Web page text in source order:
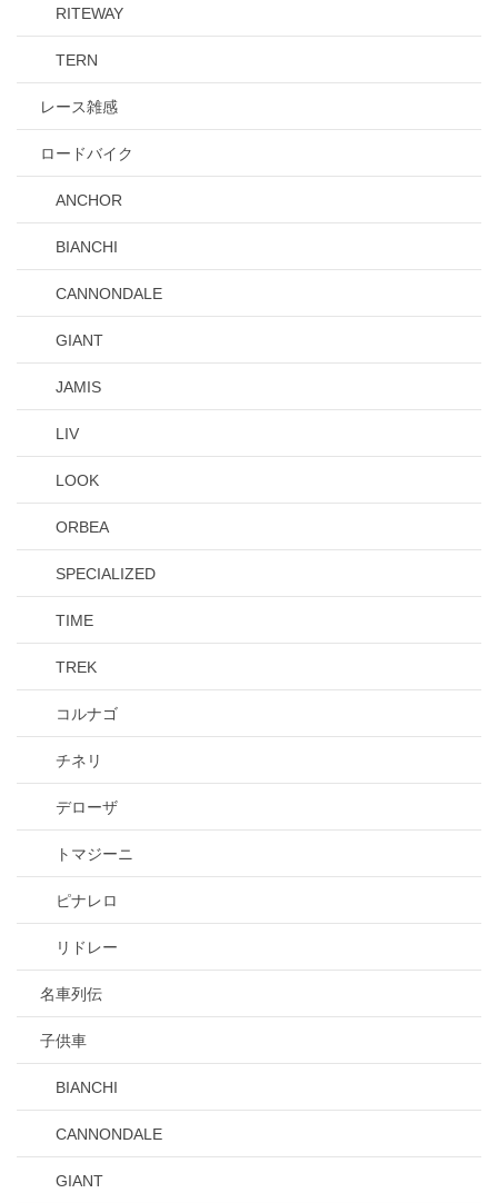
RITEWAY
TERN
レース雑感
ロードバイク
ANCHOR
BIANCHI
CANNONDALE
GIANT
JAMIS
LIV
LOOK
ORBEA
SPECIALIZED
TIME
TREK
コルナゴ
チネリ
デローザ
トマジーニ
ピナレロ
リドレー
名車列伝
子供車
BIANCHI
CANNONDALE
GIANT